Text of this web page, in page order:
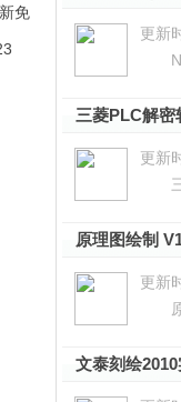
免
更新
三菱PLC解密
更新
三
原理图绘制
更新
原
文泰刻绘